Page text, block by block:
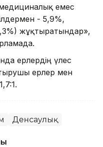
емес
- 5,9%,
жұқтыратындар»,
ерлердің үлес
ерлер мен
Денсаулық